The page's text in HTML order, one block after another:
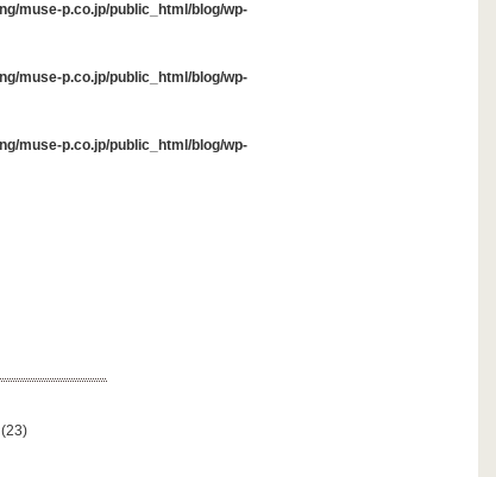
muse-p.co.jp/public_html/blog/wp-
muse-p.co.jp/public_html/blog/wp-
muse-p.co.jp/public_html/blog/wp-
(23)